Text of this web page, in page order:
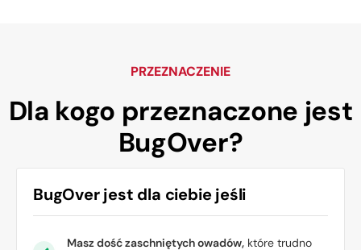
PRZEZNACZENIE
Dla kogo przeznaczone jest
BugOver?
BugOver jest dla ciebiejeśli
Masz dość zaschniętych owadów,które trudno